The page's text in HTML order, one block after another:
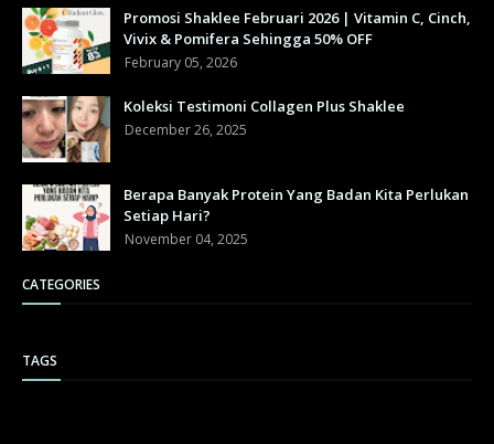
Promosi Shaklee Februari 2026 | Vitamin C, Cinch,
Vivix & Pomifera Sehingga 50% OFF
February 05, 2026
Koleksi Testimoni Collagen Plus Shaklee
December 26, 2025
Berapa Banyak Protein Yang Badan Kita Perlukan
Setiap Hari?
November 04, 2025
CATEGORIES
TAGS